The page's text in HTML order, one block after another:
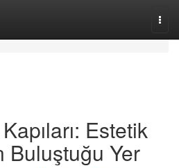
Estetik
Buluştuğu Yer